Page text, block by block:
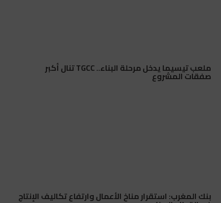
ملعب تيسيما يدخل مرحلة البناء.. TGCC تنال أكبر
صفقات المشروع
بنك المغرب: استقرار مناخ الأعمال وارتفاع تكاليف الإنتاج